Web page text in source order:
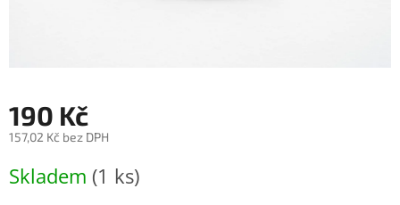
190 Kč
157,02 Kč bez DPH
cena:
Skladem (1 ks)